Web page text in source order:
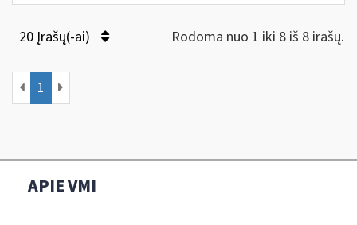
20 Įrašų(-ai) Rodoma nuo 1 iki 8 iš 8 irašų.
1
APIE VMI